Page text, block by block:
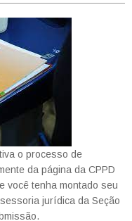
o processo de
da página da CPPD
você tenha montado seu
jurídica da Seção